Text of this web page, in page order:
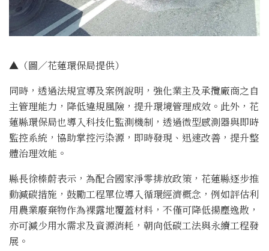
▲（圖／花蓮環保局提供）
同時，透過法規宣導及案例說明，強化業主及承攬廠商之自
主管理能力，降低違規風險，提升環境管理成效。此外，花
蓮縣環保局也導入科技化監測機制，透過微型感測器與即時
監控系統，協助掌控污染源，即時發現、迅速改善，提升整
體治理效能。
縣長徐榛蔚表示，為配合國家淨零排放政策，花蓮縣逐步推
動減碳措施，鼓勵工程單位導入循環經濟概念，例如評估利
用農業廢棄物作為裸露地覆蓋材料，不僅可降低揚塵逸散，
亦可減少用水需求及資源消耗，朝向低碳工法與永續工程發
展。